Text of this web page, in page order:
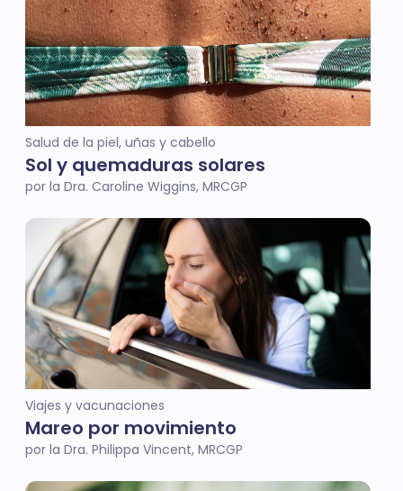
Salud de la piel, uñas y cabello
Sol y quemaduras solares
por la Dra. Caroline Wiggins, MRCGP
Viajes y vacunaciones
Mareo por movimiento
por la Dra. Philippa Vincent, MRCGP